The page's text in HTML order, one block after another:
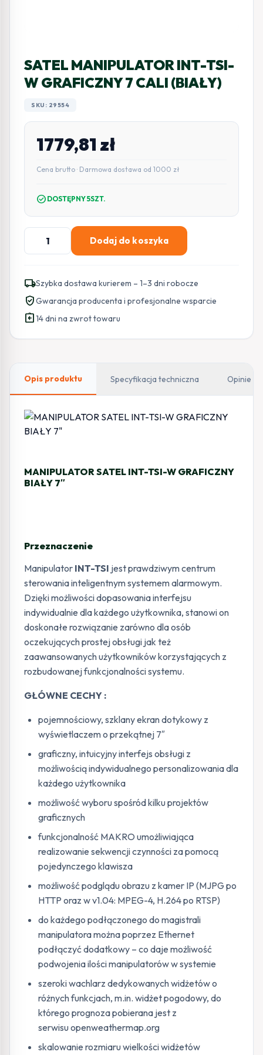
SATEL MANIPULATOR INT-TSI-
W GRAFICZNY 7 CALI (BIAŁY)
SKU: 29554
1779,81 zł
Cena brutto · Darmowa dostawa od 1000 zł
check_circle DOSTĘPNY 5SZT.
ilość
SATEL
INT-
TSI-
W
GRAFICZNY
Dodaj do koszyka
local_shippingSzybka dostawa kurierem – 1–3 dni robocze
verified_userGwarancja producenta i profesjonalne wsparcie
assignment_return14 dni na zwrot towaru
Opis produktu Specyfikacja techniczna Opinie
MANIPULATOR SATEL INT-TSI-W GRAFICZNY
BIAŁY 7″
Przeznaczenie
Manipulator INT-TSI jest prawdziwym centrum
sterowania inteligentnym systemem alarmowym.
Dzięki możliwości dopasowania interfejsu
indywidualnie dla każdego użytkownika, stanowi on
doskonałe rozwiązanie zarówno dla osób
oczekujących prostej obsługi jak też
zaawansowanych użytkowników korzystających z
rozbudowanej funkcjonalności systemu.
GŁÓWNE CECHY :
pojemnościowy, szklany ekran dotykowy z
wyświetlaczem o przekątnej 7″
graficzny, intuicyjny interfejs obsługi z
możliwością indywidualnego personalizowania dla
każdego użytkownika
możliwość wyboru spośród kilku projektów
graficznych
funkcjonalność MAKRO umożliwiająca
realizowanie sekwencji czynności za pomocą
pojedynczego klawisza
możliwość podglądu obrazu z kamer IP (MJPG po
HTTP oraz w v1.04: MPEG-4, H.264 po RTSP)
do każdego podłączonego do magistrali
manipulatora można poprzez Ethernet
podłączyć dodatkowy – co daje możliwość
podwojenia ilości manipulatorów w systemie
szeroki wachlarz dedykowanych widżetów o
różnych funkcjach, m.in. widżet pogodowy, do
którego prognoza pobierana jest z
serwisu openweathermap.org
skalowanie rozmiaru wielkości widżetów